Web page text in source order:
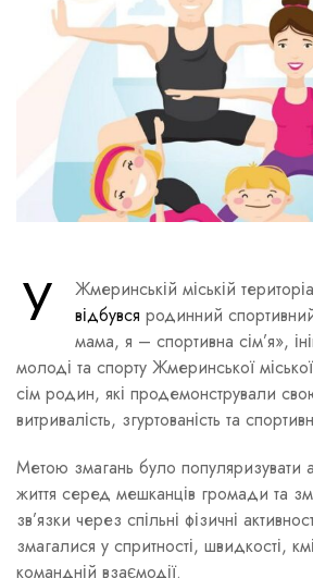
У
Жмеринській міській
відбувся родинний
мама, я – спортивна сім’я»,
молоді та спорту Жмеринської
сім родин, які продемонстрували
витривалість, згуртованість та
Метою змагань було популяризувати
життя серед мешканців громади та
зв’язки через спільні фізичні
змагалися у спритності, швидкості,
командній взаємодії.